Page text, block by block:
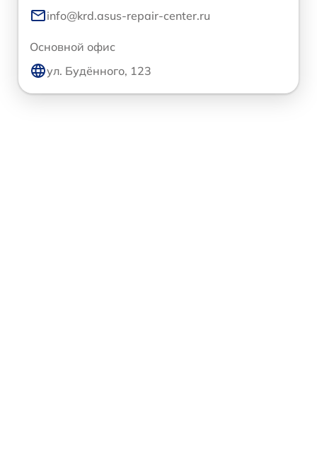
info@krd.asus-repair-center.ru
Основной офис
ул. Будённого, 123